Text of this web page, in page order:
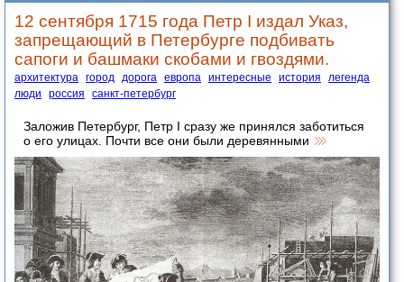
12 сентября 1715 года Петр I издал Указ,
запрещающий в Петербурге подбивать
сапоги и башмаки скобами и гвоздями.
архитектура город дорога европа интересные история
легенда
люди
россия санкт-петербург
Заложив Петербург, Петр I сразу же принялся заботиться
о его улицах. Почти все они были деревянными